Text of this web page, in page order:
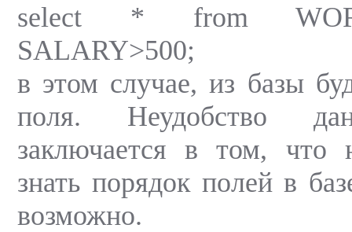
select * from
SALARY>500;
в этом случае, из базы
поля. Неудобство
заключается в том, что
знать порядок полей в
возможно.